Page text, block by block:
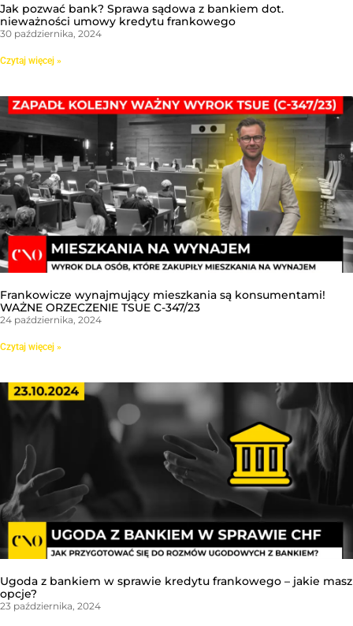
Jak pozwać bank? Sprawa sądowa z bankiem dot.
nieważności umowy kredytu frankowego
30 października, 2024
Czytaj więcej »
Frankowicze wynajmujący mieszkania są konsumentami!
WAŻNE ORZECZENIE TSUE C-347/23
24 października, 2024
Czytaj więcej »
Ugoda z bankiem w sprawie kredytu frankowego – jakie masz
opcje?
23 października, 2024